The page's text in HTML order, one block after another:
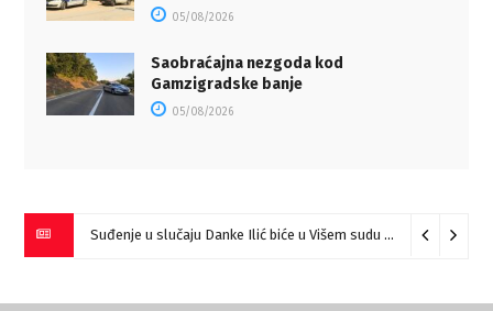
05/08/2026
Saobraćajna nezgoda kod
Gamzigradske banje
05/08/2026
Suđenje u slučaju Danke Ilić biće u Višem sudu u Negotinu?